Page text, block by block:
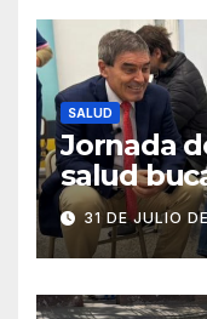
SALUD
Jornada
salud
31 DE JULIO